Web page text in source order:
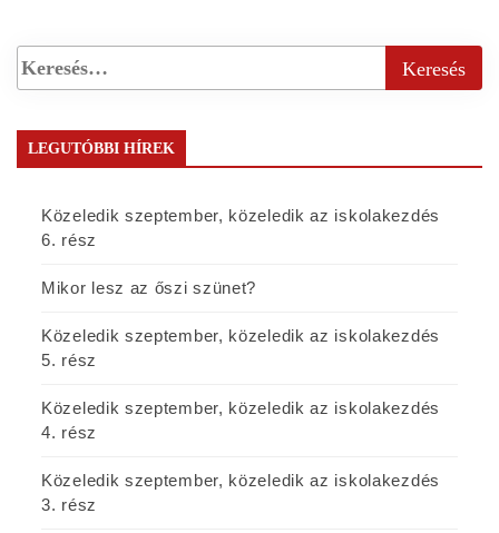
LEGUTÓBBI HÍREK
Közeledik szeptember, közeledik az iskolakezdés
6. rész
Mikor lesz az őszi szünet?
Közeledik szeptember, közeledik az iskolakezdés
5. rész
Közeledik szeptember, közeledik az iskolakezdés
4. rész
Közeledik szeptember, közeledik az iskolakezdés
3. rész